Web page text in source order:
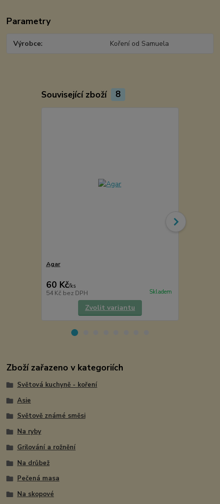
Parametry
Výrobce Koření od Samuela
Související zboží 8
Agar
60 Kč/ks
54 Kč bez DPH Skladem
Zvolit variantu
Zboží zařazeno v kategoriích
Světová kuchyně - koření
Asie
Světově známé směsi
Na ryby
Grilování a rožnění
Na drůbež
Pečená masa
Na skopové